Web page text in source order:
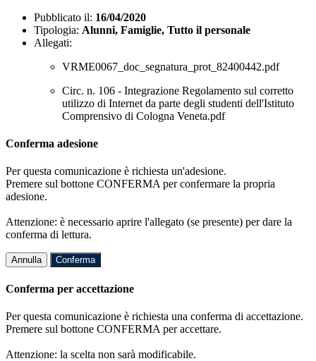
Pubblicato il: 16/04/2020
Tipologia: Alunni, Famiglie, Tutto il personale
Allegati:
VRME0067_doc_segnatura_prot_82400442.pdf
Circ. n. 106 - Integrazione Regolamento sul corretto
utilizzo di Internet da parte degli studenti dell'Istituto
Comprensivo di Cologna Veneta.pdf
Conferma adesione
Per questa comunicazione è richiesta un'adesione.
Premere sul bottone CONFERMA per confermare la propria
adesione.
Attenzione: è necessario aprire l'allegato (se presente) per dare la
conferma di lettura.
Annulla Conferma
Conferma per accettazione
Per questa comunicazione è richiesta una conferma di accettazione.
Premere sul bottone CONFERMA per accettare.
Attenzione: la scelta non sarà modificabile.